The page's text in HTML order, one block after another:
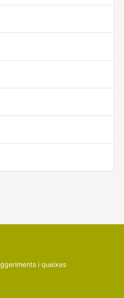
i queixes